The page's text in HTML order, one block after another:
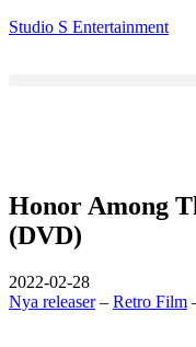
Studio S Entertainment
Honor Among
(DVD)
2022-02-28
Nya releaser– Retro Film